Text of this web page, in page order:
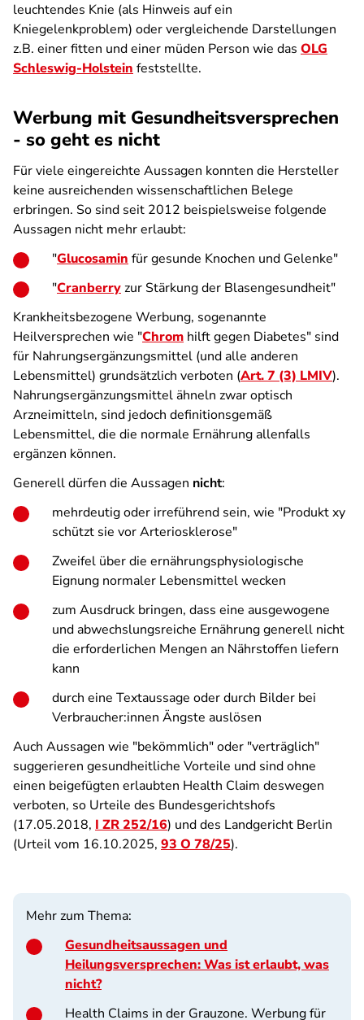
leuchtendes Knie (als Hinweis auf ein
Kniegelenkproblem) oder vergleichende Darstellungen
z.B. einer fitten und einer müden Person wie das OLG
Schleswig-Holstein feststellte.
Werbung mit Gesundheitsversprechen
- so geht es nicht
Für viele eingereichte Aussagen konnten die Hersteller
keine ausreichenden wissenschaftlichen Belege
erbringen. So sind seit 2012 beispielsweise folgende
Aussagen nicht mehr erlaubt:
"Glucosamin für gesunde Knochen und Gelenke"
"Cranberryzur Stärkung der Blasengesundheit"
Krankheitsbezogene Werbung, sogenannte
Heilversprechen wie "Chrom hilft gegen Diabetes" sind
für Nahrungsergänzungsmittel (und alle anderen
Lebensmittel) grundsätzlich verboten (Art. 7 (3) LMIV).
Nahrungsergänzungsmittel ähneln zwar optisch
Arzneimitteln, sind jedoch definitionsgemäß
Lebensmittel, die die normale Ernährung allenfalls
ergänzen können.
Generell dürfen die Aussagen nicht:
mehrdeutig oder irreführend sein, wie "Produkt xy
schützt sie vor Arteriosklerose"
Zweifel über die ernährungsphysiologische
Eignung normaler Lebensmittel wecken
zum Ausdruck bringen, dass eine ausgewogene
und abwechslungsreiche Ernährung generell nicht
die erforderlichen Mengen an Nährstoffen liefern
kann
durch eine Textaussage oder durch Bilder bei
Verbraucher:innen Ängste auslösen
Auch Aussagen wie "bekömmlich" oder "verträglich"
suggerieren gesundheitliche Vorteile und sind ohne
einen beigefügten erlaubten Health Claim deswegen
verboten, so Urteile des Bundesgerichtshofs
(17.05.2018, I ZR 252/16) und des Landgericht Berlin
(Urteil vom 16.10.2025, 93 O 78/25).
Mehr zum Thema:
Gesundheitsaussagen und
Heilungsversprechen: Was ist erlaubt, was
nicht?
Health Claims in der Grauzone. Werbung für